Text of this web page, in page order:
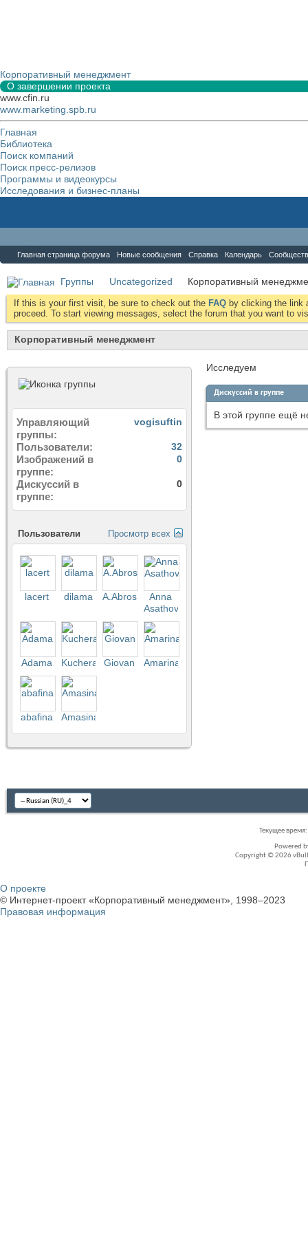
Корпоративный менеджмент
О завершении проекта
www.cfin.ru
www.marketing.spb.ru
Главная
Библиотека
Поиск компаний
Поиск пресс-релизов
Программы и видеокурсы
Исследования и бизнес-планы
Главная страница форума Новые сообщения Справка Календарь
Группы Uncategorized Корпоративный
If this is your first visit, be sure to check out the FAQ by clicking the link
proceed. To start viewing messages, select the forum that you want to
Корпоративный менеджмент
Исследуем
Дискуссий в группе
В этой группе ещё
Управляющий
группы
vogisuftin
Пользователи 32
Изображений в
группе
0
Дискуссий в
группе
0
Просмотр всех
Пользователи
lacert dilama A.AbrosimovAnna
Asathova
Аdama Kuchera Giovan Amarina
abafina Amasina
Текущее время:
Powered
Copyright © 2026
О проекте
© Интернет-проект «Корпоративный менеджмент», 1998–2023
Правовая информация